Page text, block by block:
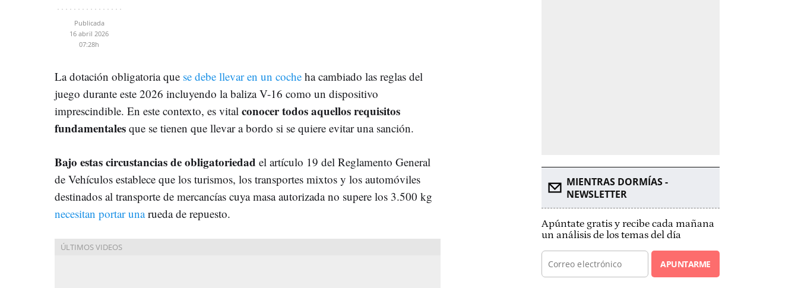
Publicada
16 abril 2026
07:28h
La dotación obligatoria que se debe llevar en un coche ha cambiado las reglas del
juego durante este 2026 incluyendo la baliza V-16 como un dispositivo
imprescindible. En este contexto, es vital conocer todos aquellos requisitos
fundamentales que se tienen que llevar a bordo si se quiere evitar una sanción.
Bajo estas circustancias de obligatoriedad el artículo 19 del Reglamento General
de Vehículos establece que los turismos, los transportes mixtos y los automóviles
destinados al transporte de mercancías cuya masa autorizada no supere los 3.500 kg
necesitan portar unarueda de repuesto.
MIENTRAS DORMÍAS -
NEWSLETTER
Apúntate gratis y recibe cada mañana
un análisis de los temas del día
APUNTARME